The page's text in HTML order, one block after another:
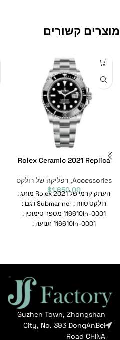
מוצרים קשורים
Rolex Ceramic 2021 Replica
Accessories
,רפליקה של רולקס
$1,650.00
העתק קרמי של Rolex 2021 מותג :
רולקס טווח : Submariner דגם :
116610ln-0001 מספר סימוכין :
116610ln-0001 תנועה :
Guzhen Town, Zhongshan
City, No. 393 DongAnBei
Road CHINA